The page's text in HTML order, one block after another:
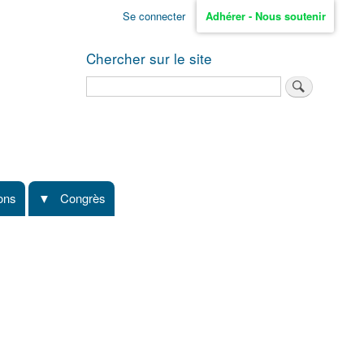
Se connecter Adhérer - Nous soutenir
Chercher sur le site
Congrès